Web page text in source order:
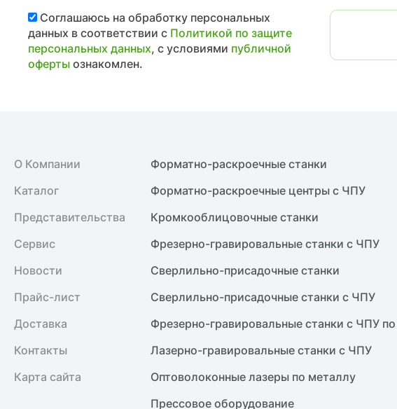
Соглашаюсь на обработку персональных
данных в соответствии с Политикой по защите
персональных данных, с условиями публичной
офертыознакомлен.
О Компании
Каталог
Представительства
Сервис
Новости
Прайс-лист
Доставка
Контакты
Карта сайта
Форматно-раскроечные станки
Форматно-раскроечные центры с ЧПУ
Кромкооблицовочные cтанки
Фрезерно-гравировальные станки с ЧПУ
Сверлильно-присадочные станки
Сверлильно-присадочные станки с ЧПУ
Фрезерно-гравировальные станки с ЧПУ
Лазерно-гравировальные станки с ЧПУ
Оптоволоконные лазеры по металлу
Прессовое оборудование